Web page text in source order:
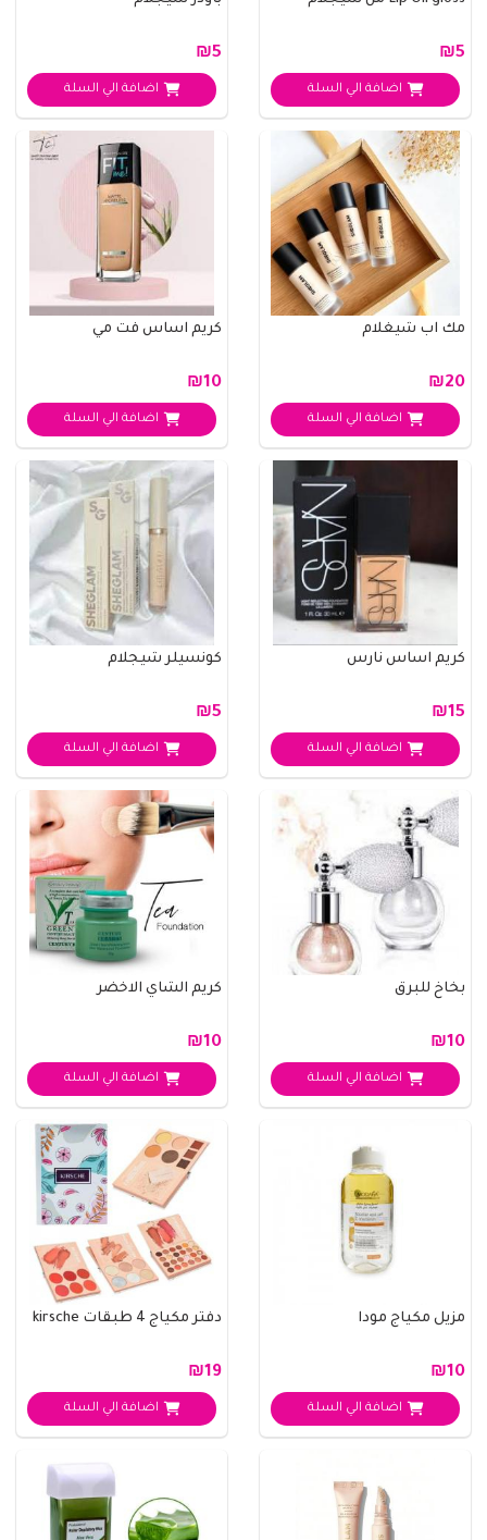
₪5
اضافة الي السلة
₪5
اضافة الي السلة
مك اب شيغلام
₪20
اضافة الي السلة
كريم اساس فت مي
₪10
اضافة الي السلة
كريم اساس نارس
₪15
اضافة الي السلة
كونسيلر شيجلام
₪5
اضافة الي السلة
بخاخ للبرق
₪10
اضافة الي السلة
كريم الشاي الاخضر
₪10
اضافة الي السلة
مزيل مكياج مودا
₪10
اضافة الي السلة
دفتر مكياج 4 طبقات kirsche
₪19
اضافة الي السلة